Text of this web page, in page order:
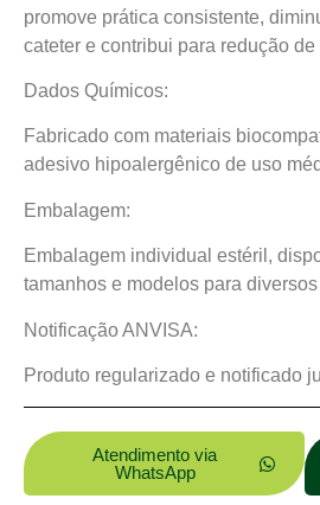
promove prática consistente,
cateter e contribui para redução
Dados Químicos:
Fabricado com materiais
adesivo hipoalergênico de uso
Embalagem:
Embalagem individual estéril,
tamanhos e modelos para
Notificação ANVISA:
Produto regularizado e notificado
Atendimento via
WhatsApp